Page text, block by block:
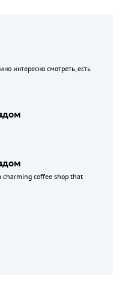
интересно смотреть, есть
charming coffee shop that